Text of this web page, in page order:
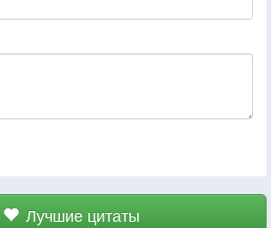
Лучшие цитаты